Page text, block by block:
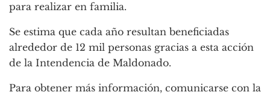
para realizar en familia.
Se estima que cada año resultan beneficiadas
alrededor de 12 mil personas gracias a esta acción
de la Intendencia de Maldonado.
Para obtener más información, comunicarse con la